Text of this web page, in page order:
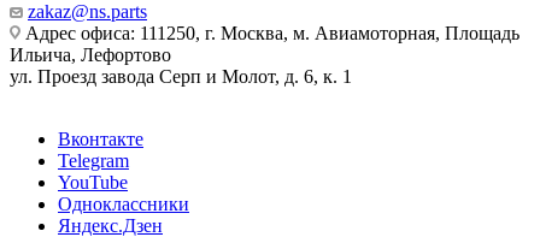
zakaz@ns.parts
Адрес офиса: 111250, г. Москва, м. Авиамоторная, Площадь
Ильича, Лефортово
ул. Проезд завода Серп и Молот, д. 6, к. 1
Вконтакте
Telegram
YouTube
Одноклассники
Яндекс.Дзен